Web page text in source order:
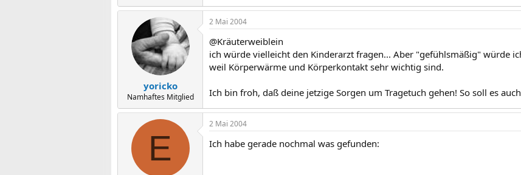
yoricko
Namhaftes Mitglied
2 Mai 2004
@Kräuterweiblein
ich würde vielleicht den Kinderarzt fragen... Aber "gefühlsmäßig" würde
weil Körperwärme und Körperkontakt sehr wichtig sind.
Ich bin froh, daß deine jetzige Sorgen um Tragetuch gehen! So soll es
E
2 Mai 2004
Ich habe gerade nochmal was gefunden: